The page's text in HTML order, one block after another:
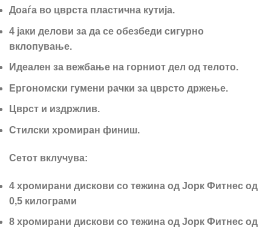
Доаѓа во цврста пластична кутија.
4 јаки делови за да се обезбеди сигурно
вклопување.
Идеален за вежбање на горниот дел од телото.
Ергономски гумени рачки за цврсто држење.
Цврст и издржлив.
Стилски хромиран финиш.
Сетот вклучува:
4 хромирани дискови со тежина од Јорк Фитнес од
0,5 килограми
8 хромирани дискови со тежина од Јорк Фитнес од